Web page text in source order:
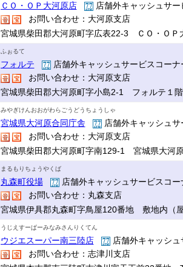
ＣＯ・ＯＰ大河原店
店舗外キャッシュサ
お問い合わせ：大河原支店
宮城県柴田郡大河原町字広表22-3 ＣＯ・ＯＰ
ふぉるて
フォルテ
店舗外キャッシュサービスコーナ
お問い合わせ：大河原支店
宮城県柴田郡大河原町字小島2-1 フォルテ１
みやぎけんおおがわらごうどうちょうしゃ
宮城県大河原合同庁舎
店舗外キャッシュ
お問い合わせ：大河原支店
宮城県柴田郡大河原町字南129-1 宮城県大河原
まるもりちょうやくば
丸森町役場
店舗外キャッシュサービスコー
お問い合わせ：丸森支店
宮城県伊具郡丸森町字鳥屋120番地 敷地内（屋
うじえすーぱーみなみさんりくてん
ウジエスーパー南三陸店
店舗外キャッシ
お問い合わせ：志津川支店